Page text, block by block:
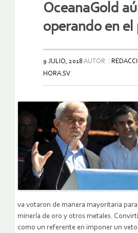
OceanaGold
operando en el
9 JULIO, 2018 AUTOR:
HORA.SV
va votaron de manera mayoritaria
minería de oro y otros metales.
como un referente en imponer un veto